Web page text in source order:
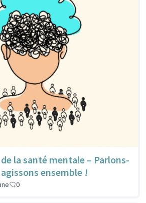
la santé mentale – Parlons-
ensemble !
0